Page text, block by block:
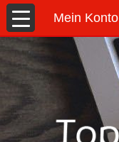
Mein Konto